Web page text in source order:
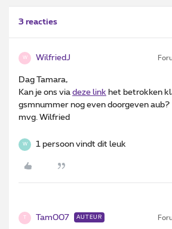
3 reacties
W WilfriedJ
Dag Tamara,
Kan je ons via deze link het betrokken
gsmnummer nog even doorgeven aub?
mvg. Wilfried
W 1 persoon vindt dit leuk
Tam007 AUTEUR